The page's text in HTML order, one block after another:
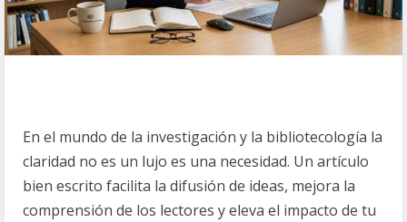
En el mundo de la investigación y la bibliotecología la
claridad no es un lujo es una necesidad. Un artículo
bien escrito facilita la difusión de ideas, mejora la
comprensión de los lectores y eleva el impacto de tu